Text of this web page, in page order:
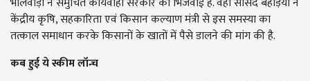
केंद्रीय कृषि, सहकारिता एवं किसान कल्याण मंत्री से इस समस्या का
तत्काल समाधान करके किसानों के खातों में पैसे डालने की मांग की है.
कब हुई ये स्कीम लॉन्च